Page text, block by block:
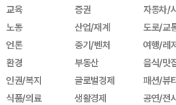
교육
노동
언론
환경
인권/복지
식품/의료
증권
산업/재계
중기/벤처
부동산
글로벌경제
생활경제
자동차/
도로/교
여행/레
음식/맛
패션/뷰
공연/전